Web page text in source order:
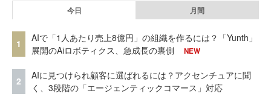
今日 月間
1
AIで「1人あたり売上8億円」の組織を作るには？「Yunth」
展開のAiロボティクス、急成長の裏側
NEW
2
AIに見つけられ顧客に選ばれるには？アクセンチュアに聞
く、3段階の「エージェンティックコマース」対応